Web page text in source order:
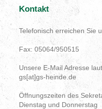
Kontakt
Telefonisch erreichen Sie
Fax: 05064/950515
Unsere E-Mail Adresse
gs[at]gs-heinde.de
Öffnungszeiten des
Dienstag und Donnerstag